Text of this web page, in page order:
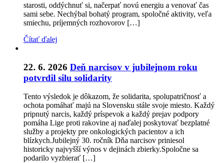
starosti, oddýchnuť si, načerpať novú energiu a venovať čas
sami sebe. Nechýbal bohatý program, spoločné aktivity, veľa
smiechu, príjemných rozhovorov […]
Čítať ďalej
22. 6. 2026 Deň narcisov v jubilejnom roku
potvrdil silu solidarity
Tento výsledok je dôkazom, že solidarita, spolupatričnosť a
ochota pomáhať majú na Slovensku stále svoje miesto. Každý
pripnutý narcis, každý príspevok a každý prejav podpory
pomáha Lige proti rakovine aj naďalej poskytovať bezplatné
služby a projekty pre onkologických pacientov a ich
blízkych.Jubilejný 30. ročník Dňa narcisov priniesol
historicky najvyšší výnos v dejinách zbierky.Spoločne sa
podarilo vyzbierať […]